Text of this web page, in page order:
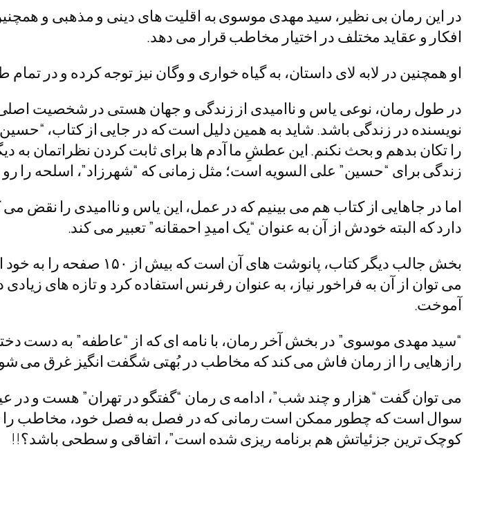
در این رمان بی نظیر، سید مهدی موسوی به اقلیت های دینی و مذهبی و
افکار و عقاید مختلف در اختیار مخاطب قرار می دهد.
او همچنین در لابه لای داستان، به گیاه خواری و وگان نیز توجه کرده و در
در طول رمان، نوعی یاس و ناامیدی از زندگی و جهان هستی در شخصیت
نویسنده در زندگی باشد. شاید به همین دلیل است که در جایی از کتاب،
را تکان بدهم و بحث نکنم. این عطشِ ما آدم ها برای ثابت کردن نظراتمان به
زندگی برای “حسین” علی السویه است؛ مثل زمانی که “شهرزاد”، اسلحه را
اما در جاهایی از کتاب هم می بینیم که در عمل، این یاس و ناامیدی را نقض
دارد که البته خودش از آن به عنوان “یک امیدِ احمقانه” تعبیر می کند.
بخش جالب دیگر کتاب،
می توان از آن به فراخور نیاز، به عنوان رفرنس استفاده کرد و تازه های
آموخت.
“سید مهدی موسوی” در بخش آخر رمان، با نامه ای که از “عاطفه” به دست
رازهایی را از رمان فاش می کند که مخاطب در بُهتی شگفت انگیز غرق می
می توان گفت “هزار و چند شب”، ادامه ی رمان “گفتگو در تهران” هست و در
سوال است که چطور ممکن است رمانی که در فصل به فصل خود، مخاطب را
کوچک ترین جزئیاتش هم برنامه ریزی شده است”، اتفاقی و سطحی باشد؟!!